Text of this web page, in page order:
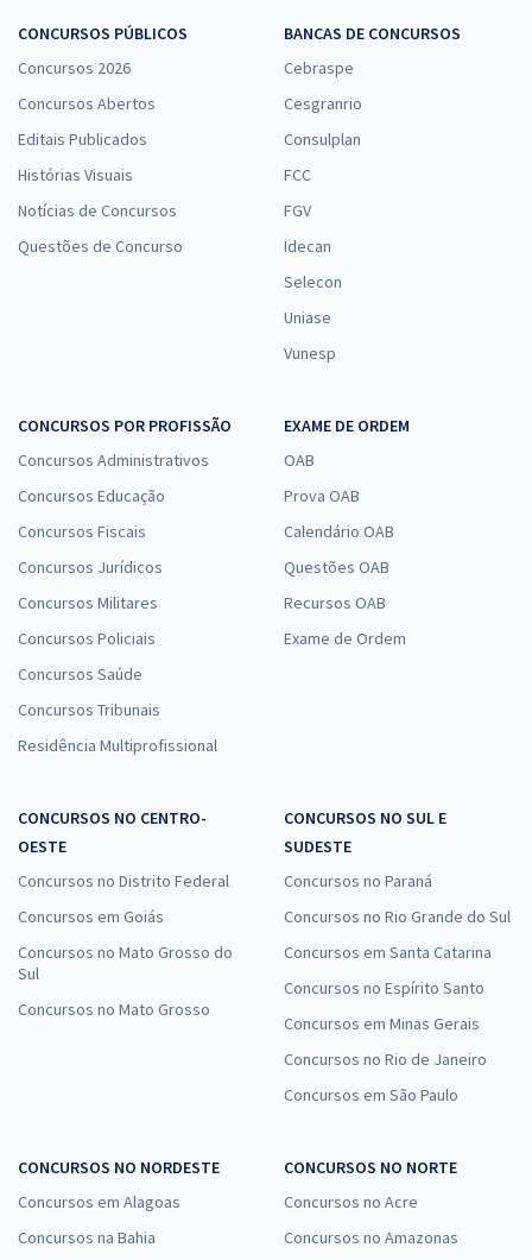
CONCURSOS PÚBLICOS
Concursos 2026
Concursos Abertos
Editais Publicados
Histórias Visuais
Notícias de Concursos
Questões de Concurso
BANCAS DE CONCURSOS
Cebraspe
Cesgranrio
Consulplan
FCC
FGV
Idecan
Selecon
Uniase
Vunesp
CONCURSOS POR PROFISSÃO
Concursos Administrativos
Concursos Educação
Concursos Fiscais
Concursos Jurídicos
Concursos Militares
Concursos Policiais
Concursos Saúde
Concursos Tribunais
Residência Multiprofissional
EXAME DE ORDEM
OAB
Prova OAB
Calendário OAB
Questões OAB
Recursos OAB
Exame de Ordem
CONCURSOS NO CENTRO-
OESTE
Concursos no Distrito Federal
Concursos em Goiás
Concursos no Mato Grosso do
Sul
Concursos no Mato Grosso
CONCURSOS NO SUL E
SUDESTE
Concursos no Paraná
Concursos no Rio Grande do Sul
Concursos em Santa Catarina
Concursos no Espírito Santo
Concursos em Minas Gerais
Concursos no Rio de Janeiro
Concursos em São Paulo
CONCURSOS NO NORDESTE
Concursos em Alagoas
Concursos na Bahia
CONCURSOS NO NORTE
Concursos no Acre
Concursos no Amazonas